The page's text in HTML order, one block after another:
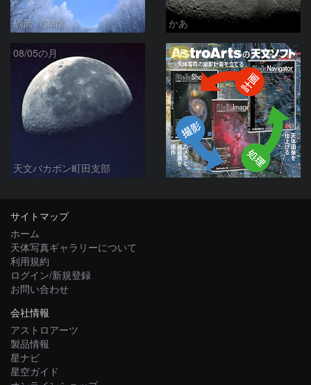
駒沢 満晴 かあ
08/05の月
天文バカボン町田支部
PR
サイトマップ
ホーム
天体写真ギャラリーについて
利用規約
ログイン/新規登録
お問い合わせ
会社情報
アストロアーツ
製品情報
星ナビ
星空ガイド